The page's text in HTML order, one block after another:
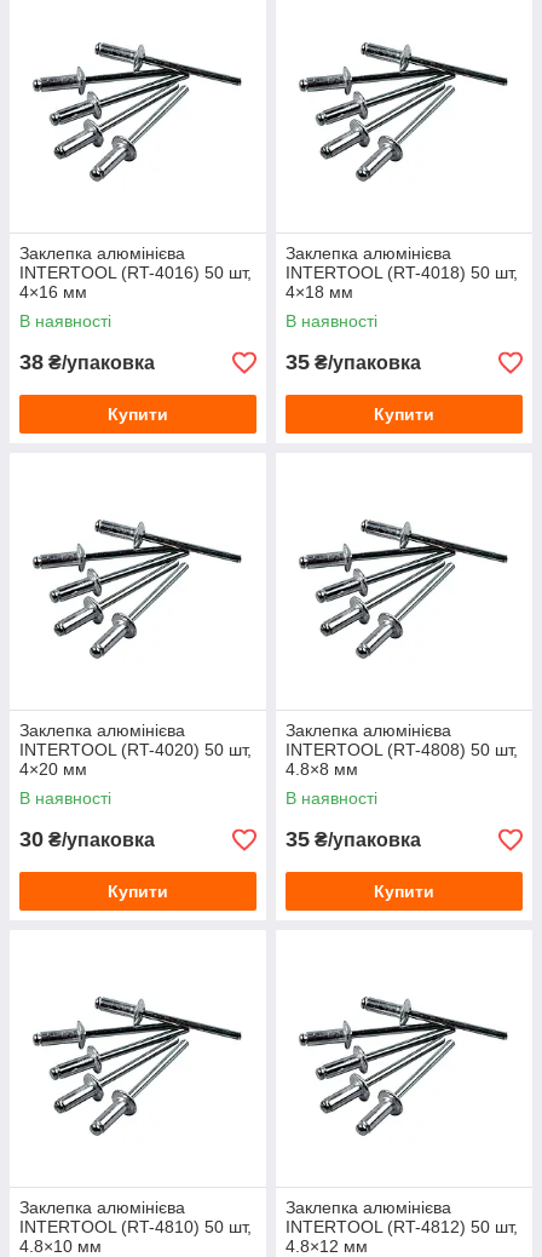
Заклепка алюмінієва
INTERTOOL (RT-4016) 50 шт,
4×16 мм
В наявності
38 ₴/упаковка
Купити
Заклепка алюмінієва
INTERTOOL (RT-4018) 50 шт,
4×18 мм
В наявності
35 ₴/упаковка
Купити
Заклепка алюмінієва
INTERTOOL (RT-4020) 50 шт,
4×20 мм
В наявності
30 ₴/упаковка
Купити
Заклепка алюмінієва
INTERTOOL (RT-4808) 50 шт,
4.8×8 мм
В наявності
35 ₴/упаковка
Купити
Заклепка алюмінієва
INTERTOOL (RT-4810) 50 шт,
4.8×10 мм
Заклепка алюмінієва
INTERTOOL (RT-4812) 50 шт,
4.8×12 мм